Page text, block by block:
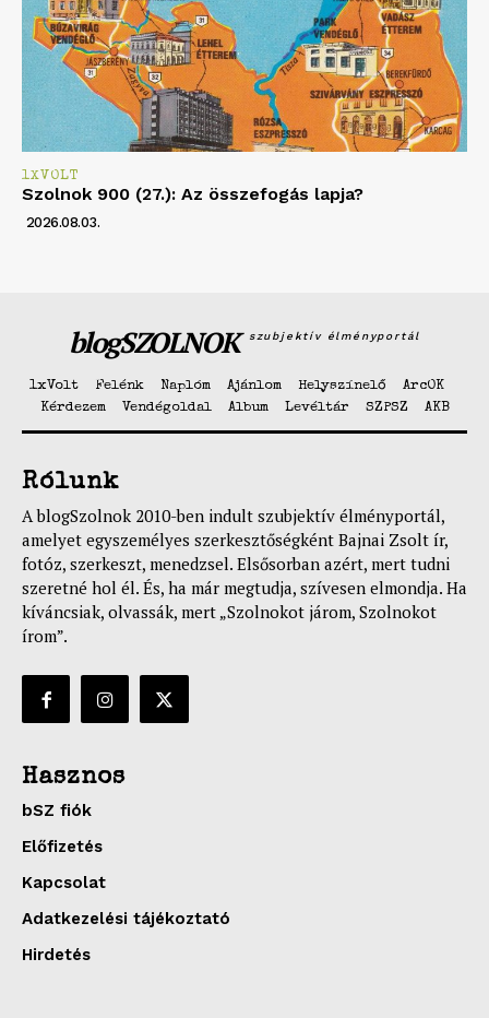
1XVOLT
Szolnok 900 (27.): Az összefogás lapja?
2026.08.03.
blogSZOLNOK szubjektív élményportál
1xVolt Felénk Naplóm Ajánlom Helyszínelő
ArcOK
Kérdezem
Vendégoldal Album Levéltár SZPSZ AKB
Rólunk
A blogSzolnok 2010-ben indult szubjektív élményportál,
amelyet egyszemélyes szerkesztőségként Bajnai Zsolt ír,
fotóz, szerkeszt, menedzsel. Elsősorban azért, mert tudni
szeretné hol él. És, ha már megtudja, szívesen elmondja. Ha
kíváncsiak, olvassák, mert „Szolnokot járom, Szolnokot
írom”.
Hasznos
bSZ fiók
Előfizetés
Kapcsolat
Adatkezelési tájékoztató
Hirdetés